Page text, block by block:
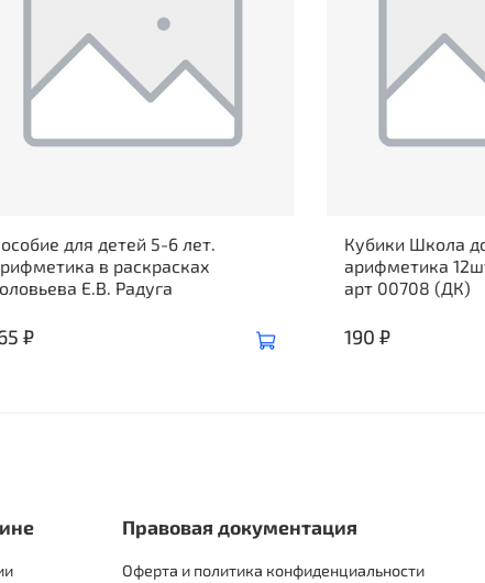
для детей 5-6 лет.
в раскрасках
Е.В. Радуга
₽
Кубики Школа
арифметика
арт 00708 (ДК)
190 ₽
Правовая документация
Оферта и политика конфиденциальности